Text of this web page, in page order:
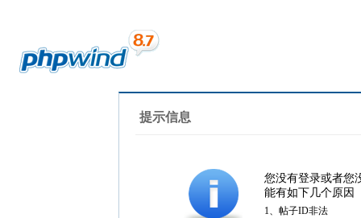
提示信息
您没有登录或者您
能有如下几个原因
1、帖子ID非法